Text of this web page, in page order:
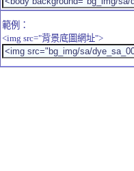
範例：
<img src="背景底圖網址">